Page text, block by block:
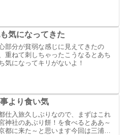
気になってきた
部分が貧弱な感じに見えてきたの
重ねて刺しちゃったこうなるとあち
気になってキリがないよ！
より食い気
仕入旅久しぶりなので、まずはこれ
神社のあぶり餅！を食べるとああ～
都に来た～と思います今回は三浦商